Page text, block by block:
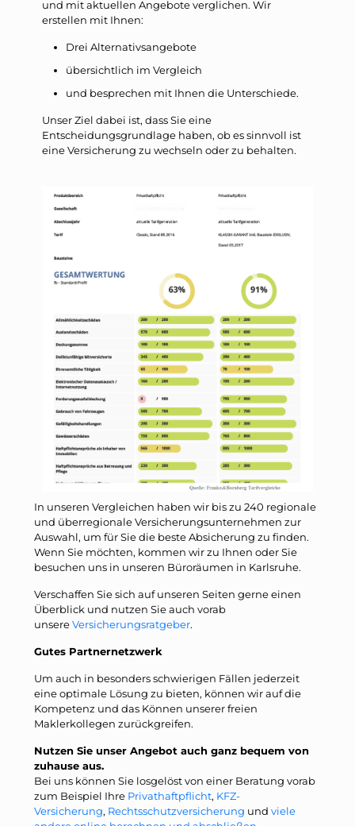
und mit aktuellen Angebote verglichen. Wir
erstellen mit Ihnen:
Drei Alternativsangebote
übersichtlich im Vergleich
und besprechen mit Ihnen die Unterschiede.
Unser Ziel dabei ist, dass Sie eine
Entscheidungsgrundlage haben, ob es sinnvoll ist
eine Versicherung zu wechseln oder zu behalten.
In unseren Vergleichen haben wir bis zu 240 regionale
und überregionale Versicherungsunternehmen zur
Auswahl, um für Sie die beste Absicherung zu finden.
Wenn Sie möchten, kommen wir zu Ihnen oder Sie
besuchen uns in unseren Büroräumen in Karlsruhe.
Verschaffen Sie sich auf unseren Seiten gerne einen
Überblick und nutzen Sie auch vorab
unsereVersicherungsratgeber.
Gutes Partnernetzwerk
Um auch in besonders schwierigen Fällen jederzeit
eine optimale Lösung zu bieten, können wir auf die
Kompetenz und das Können unserer freien
Maklerkollegen zurückgreifen.
Nutzen Sie unser Angebot auch ganz bequem von
zuhause aus.
Bei uns können Sie losgelöst von einer Beratung vorab
zum Beispiel Ihre Privathaftpflicht, KFZ-
Versicherung, Rechtsschutzversicherung und viele